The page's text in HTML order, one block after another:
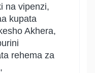
na vipenzi,
kupata
Akhera,
rehema za